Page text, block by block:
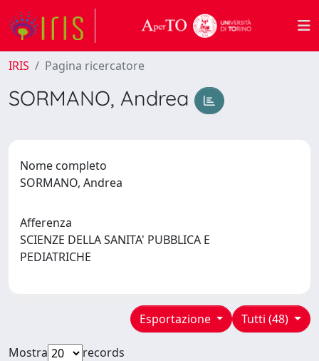
IRIS Pagina ricercatore
SORMANO, Andrea
Nome completo
SORMANO, Andrea
Afferenza
SCIENZE DELLA SANITA' PUBBLICA E
PEDIATRICHE
Tutti (48)
Esportazione
Mostra
records